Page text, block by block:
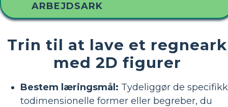
ARBEJDSARK
Trin til at lave et regneark
med 2D figurer
Bestem læringsmål: Tydeliggør de
todimensionelle former eller begreber, du